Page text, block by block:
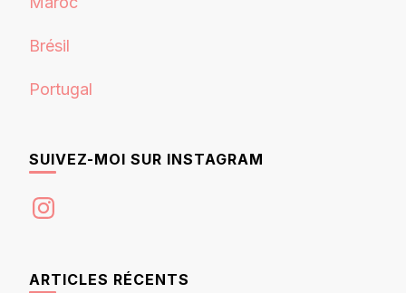
Brésil
Portugal
SUIVEZ-MOI SUR INSTAGRAM
Instagram
ARTICLES RÉCENTS